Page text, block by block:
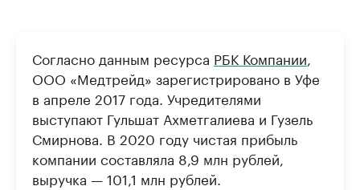
Согласно данным ресурса РБК Компании,
ООО «Медтрейд» зарегистрировано в Уфе
в апреле 2017 года. Учредителями
выступают Гульшат Ахметгалиева и Гузель
Смирнова. В 2020 году чистая прибыль
компании составляла 8,9 млн рублей,
выручка — 101,1 млн рублей.